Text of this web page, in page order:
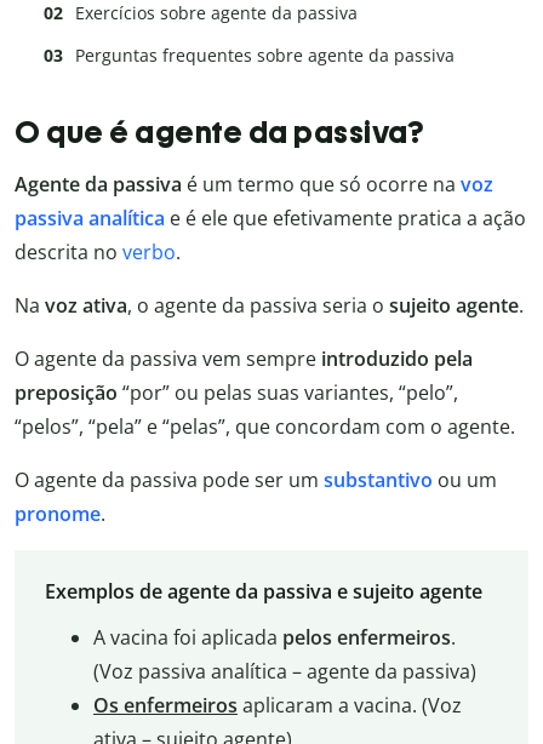
Exercícios sobre agente da passiva
Perguntas frequentes sobre agente da passiva
O que é agente da passiva?
Agente da passiva é um termo que só ocorre na voz
passiva analítica e é ele que efetivamente pratica a ação
descrita no verbo.
Na voz ativa, o agente da passiva seria o sujeito agente.
O agente da passiva vem sempre introduzido pela
preposição “por” ou pelas suas variantes, “pelo”,
“pelos”, “pela” e “pelas”, que concordam com o agente.
O agente da passiva pode ser um substantivo ou um
pronome.
Exemplos de agente da passiva e sujeito agente
A vacina foi aplicada pelos enfermeiros.
(Voz passiva analítica – agente da passiva)
Os enfermeiros aplicaram a vacina. (Voz